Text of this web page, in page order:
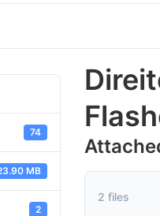
74
MB
2
2 files